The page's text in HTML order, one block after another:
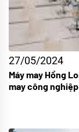
27/05/2024
Máy may Hồng
may công nghiệp